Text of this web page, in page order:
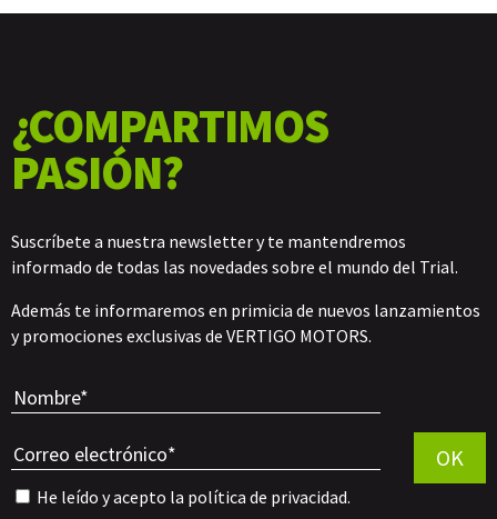
¿COMPARTIMOS
PASIÓN?
Suscríbete a nuestra newsletter y te mantendremos
informado de todas las novedades sobre el mundo del Trial.
Además te informaremos en primicia de nuevos lanzamientos
y promociones exclusivas de VERTIGO MOTORS.
He leído y acepto la política de privacidad.
OK